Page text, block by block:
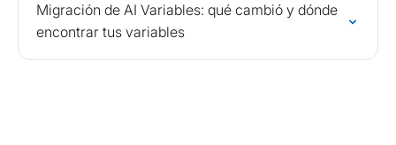
Migración de AI Variables: qué cambió y dónde
encontrar tus variables